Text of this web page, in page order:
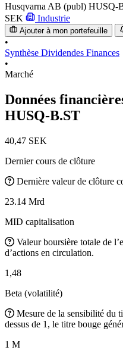
Husqvarna AB (publ) HUSQ-
SEK
Industrie
Ajouter à mon portefeuille
•
Synthèse Dividendes Finances
•
Marché
Données
HUSQ-B.ST
40,47 SEK
Dernier cours de clôture
Dernière valeur de clôture
23.14 Mrd
MID capitalisation
Valeur boursière totale de
d’actions en circulation.
1,48
Beta (volatilité)
Mesure de la sensibilité du
dessus de 1, le titre bouge
1 M